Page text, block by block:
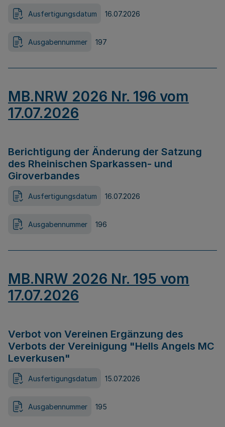
Ausfertigungsdatum 16.07.2026
Ausgabennummer 197
MB.NRW 2026 Nr. 196 vom
17.07.2026
Berichtigung der Änderung der Satzung
des Rheinischen Sparkassen- und
Giroverbandes
Ausfertigungsdatum 16.07.2026
Ausgabennummer 196
MB.NRW 2026 Nr. 195 vom
17.07.2026
Verbot von Vereinen Ergänzung des
Verbots der Vereinigung "Hells Angels MC
Leverkusen"
Ausfertigungsdatum 15.07.2026
Ausgabennummer 195